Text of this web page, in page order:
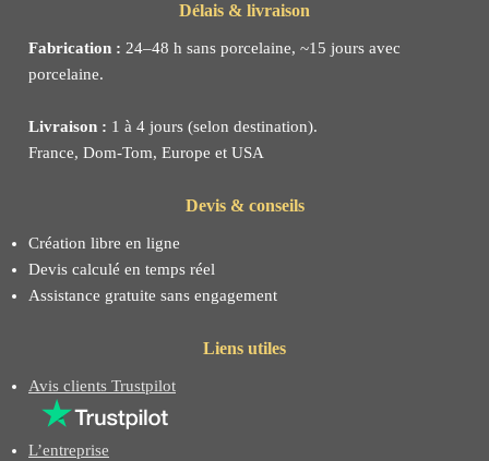
Délais & livraison
Fabrication : 24–48 h sans porcelaine, ~15 jours avec
porcelaine.
Livraison : 1 à 4 jours (selon destination).
France, Dom-Tom, Europe et USA
Devis & conseils
Création libre en ligne
Devis calculé en temps réel
Assistance gratuite sans engagement
Liens utiles
Avis clients Trustpilot
L’entreprise